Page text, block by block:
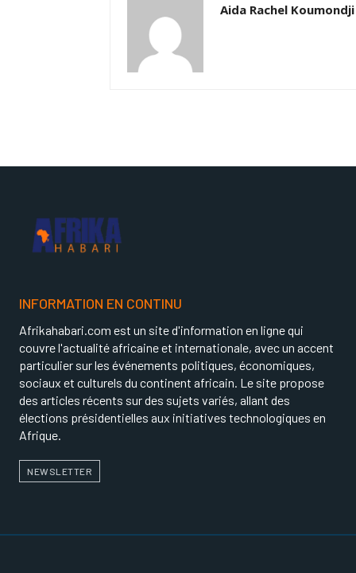
Aida Rachel Koumondji
INFORMATION EN CONTINU
Afrikahabari.com est un site d'information en ligne qui
couvre l'actualité africaine et internationale, avec un accent
particulier sur les événements politiques, économiques,
sociaux et culturels du continent africain. Le site propose
des articles récents sur des sujets variés, allant des
élections présidentielles aux initiatives technologiques en
Afrique.
NEWSLETTER